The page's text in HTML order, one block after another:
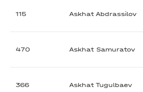
115 Askhat Abdrassilov
470 Askhat Samuratov
366 Askhat Tugulbaev